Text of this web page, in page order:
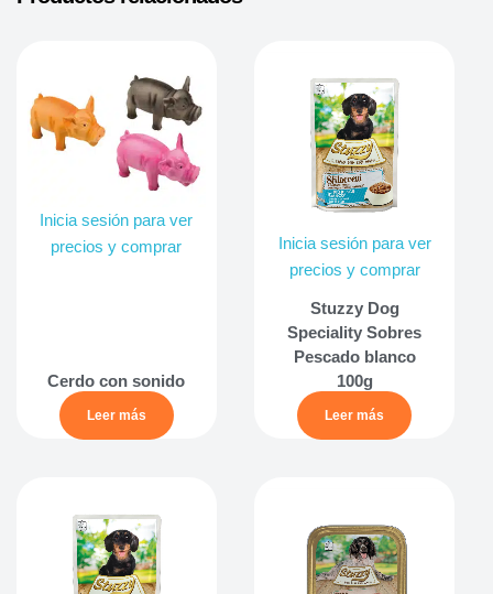
Inicia sesión para ver
precios y comprar
Cerdo con sonido
Leer más
Inicia sesión para ver
precios y comprar
Stuzzy Dog
Speciality Sobres
Pescado blanco
100g
Leer más